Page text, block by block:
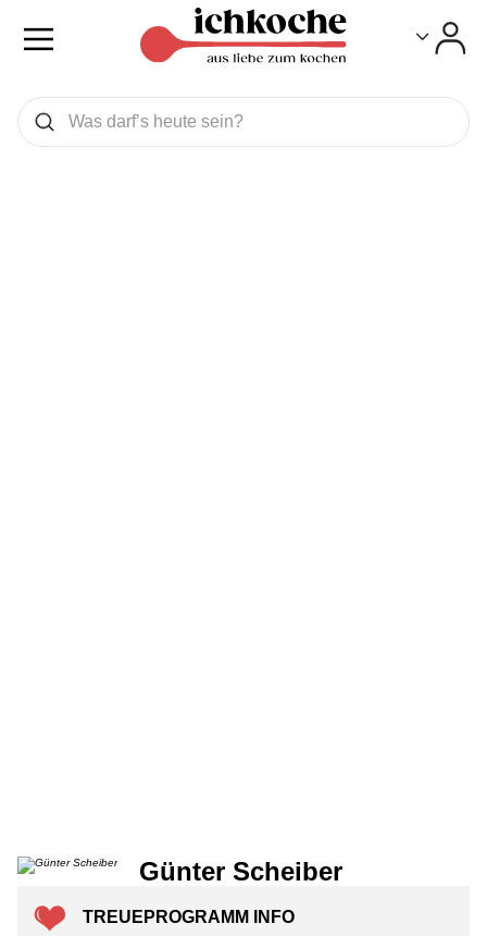
Was wollen Sie suchen
Suchen
Günter Scheiber
TREUEPROGRAMM INFO